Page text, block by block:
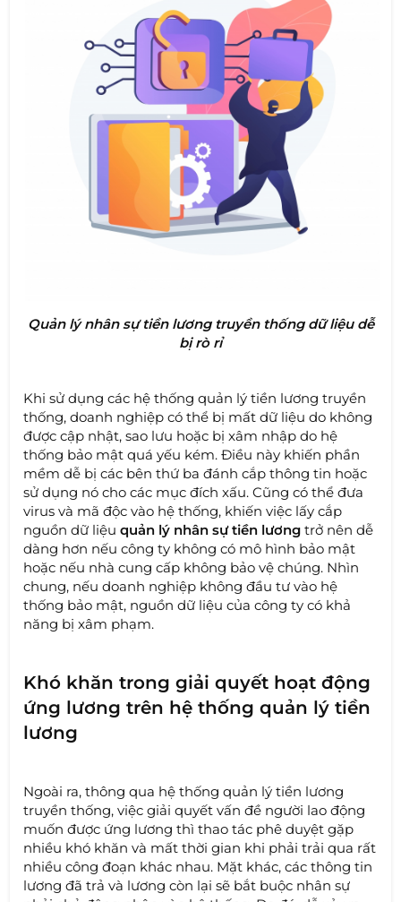
Quản lý nhân sự tiền lương truyền thống dữ liệu dễ
bị rò rỉ
Khi sử dụng các hệ thống quản lý tiền lương truyền
thống, doanh nghiệp có thể bị mất dữ liệu do không
được cập nhật, sao lưu hoặc bị xâm nhập do hệ
thống bảo mật quá yếu kém. Điều này khiến phần
mềm dễ bị các bên thứ ba đánh cắp thông tin hoặc
sử dụng nó cho các mục đích xấu. Cũng có thể đưa
virus và mã độc vào hệ thống, khiến việc lấy cắp
nguồn dữ liệuquản lý nhân sự tiền lương trở nên dễ
dàng hơn nếu công ty không có mô hình bảo mật
hoặc nếu nhà cung cấp không bảo vệ chúng. Nhìn
chung, nếu doanh nghiệp không đầu tư vào hệ
thống bảo mật, nguồn dữ liệu của công ty có khả
năng bị xâm phạm.
Khó khăn trong giải quyết hoạt động
ứng lương trên hệ thống quản lý tiền
lương
Ngoài ra, thông qua hệ thống quản lý tiền lương
truyền thống, việc giải quyết vấn đề người lao động
muốn được ứng lương thì thao tác phê duyệt gặp
nhiều khó khăn và mất thời gian khi phải trải qua rất
nhiều công đoạn khác nhau. Mặt khác, các thông tin
lương đã trả và lương còn lại sẽ bắt buộc nhân sự